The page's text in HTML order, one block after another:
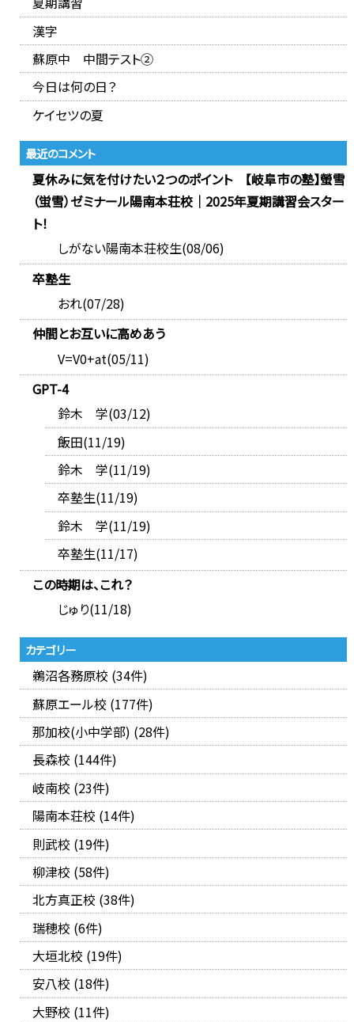
漢字
蘇原中 中間テスト②
今日は何の日？
ケイセツの夏
最近のコメント
夏休みに気を付けたい２つのポイント 【岐阜市の塾】螢雪
（蛍雪）ゼミナール陽南本荘校｜2025年夏期講習会スター
ト！
しがない陽南本荘校生(08/06)
卒塾生
おれ(07/28)
仲間とお互いに高めあう
V=V0+at(05/11)
GPT-4
鈴木 学(03/12)
飯田(11/19)
鈴木 学(11/19)
卒塾生(11/19)
鈴木 学(11/19)
卒塾生(11/17)
この時期は、これ？
じゅり(11/18)
カテゴリー
鵜沼各務原校 (34件)
蘇原エール校 (177件)
那加校(小中学部) (28件)
長森校 (144件)
岐南校 (23件)
陽南本荘校 (14件)
則武校 (19件)
柳津校 (58件)
北方真正校 (38件)
瑞穂校 (6件)
大垣北校 (19件)
安八校 (18件)
大野校 (11件)